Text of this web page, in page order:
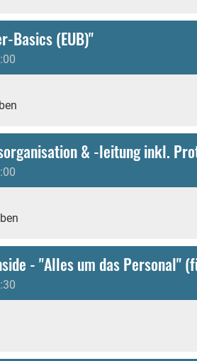
Basics (EUB)"
& -leitung inkl.